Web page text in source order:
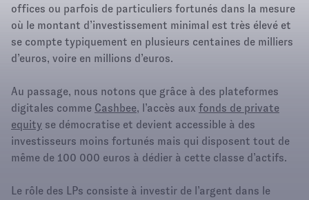
offices ou parfois de particuliers fortunés dans la mesure
où le montant d’investissement minimal est très élevé et
se compte typiquement en plusieurs centaines de milliers
d’euros, voire en millions d’euros.
Au passage, nous notons que grâce à des plateformes
digitales comme Cashbee, l’accès aux fonds de private
equity se démocratise et devient accessible à des
investisseurs moins fortunés mais qui disposent tout de
même de 100 000 euros à dédier à cette classe d’actifs.
Le rôle des LPs consiste à investir de l’argent dans le